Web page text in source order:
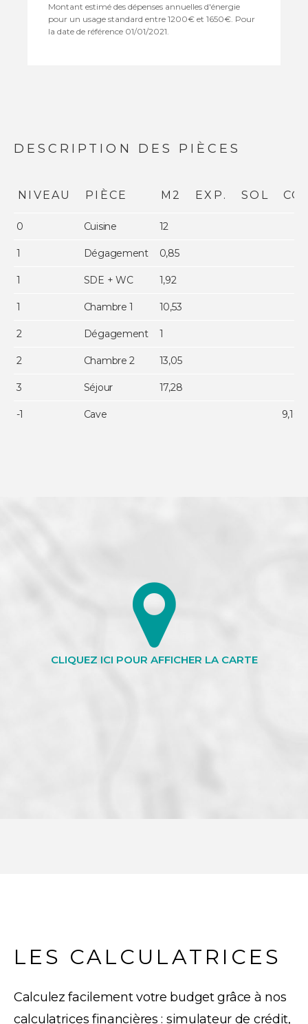
Montant estimé des dépenses annuelles d'énergie
pour un usage standard entre 1200€ et 1650€. Pour
la date de référence 01/01/2021.
DESCRIPTION DES PIÈCES
NIVEAU PIÈCE M2 EXP. SOL
0 Cuisine 12
1 Dégagement 0,85
1 SDE + WC 1,92
1 Chambre 1 10,53
2 Dégagement 1
2 Chambre 2 13,05
3 Séjour 17,28
-1 Cave 9,10
LES CALCULATRICES
Calculez facilement votre budget grâce à nos
calculatrices financières : simulateur de crédit,